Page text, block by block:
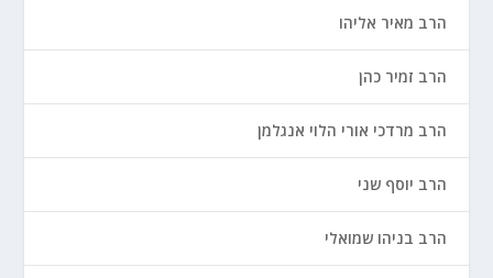
הרב מאיר אליהו
הרב זמיר כהן
הרב מרדכי אורי הלוי אנגלמן
הרב יוסף שני
הרב בניהו שמואלי